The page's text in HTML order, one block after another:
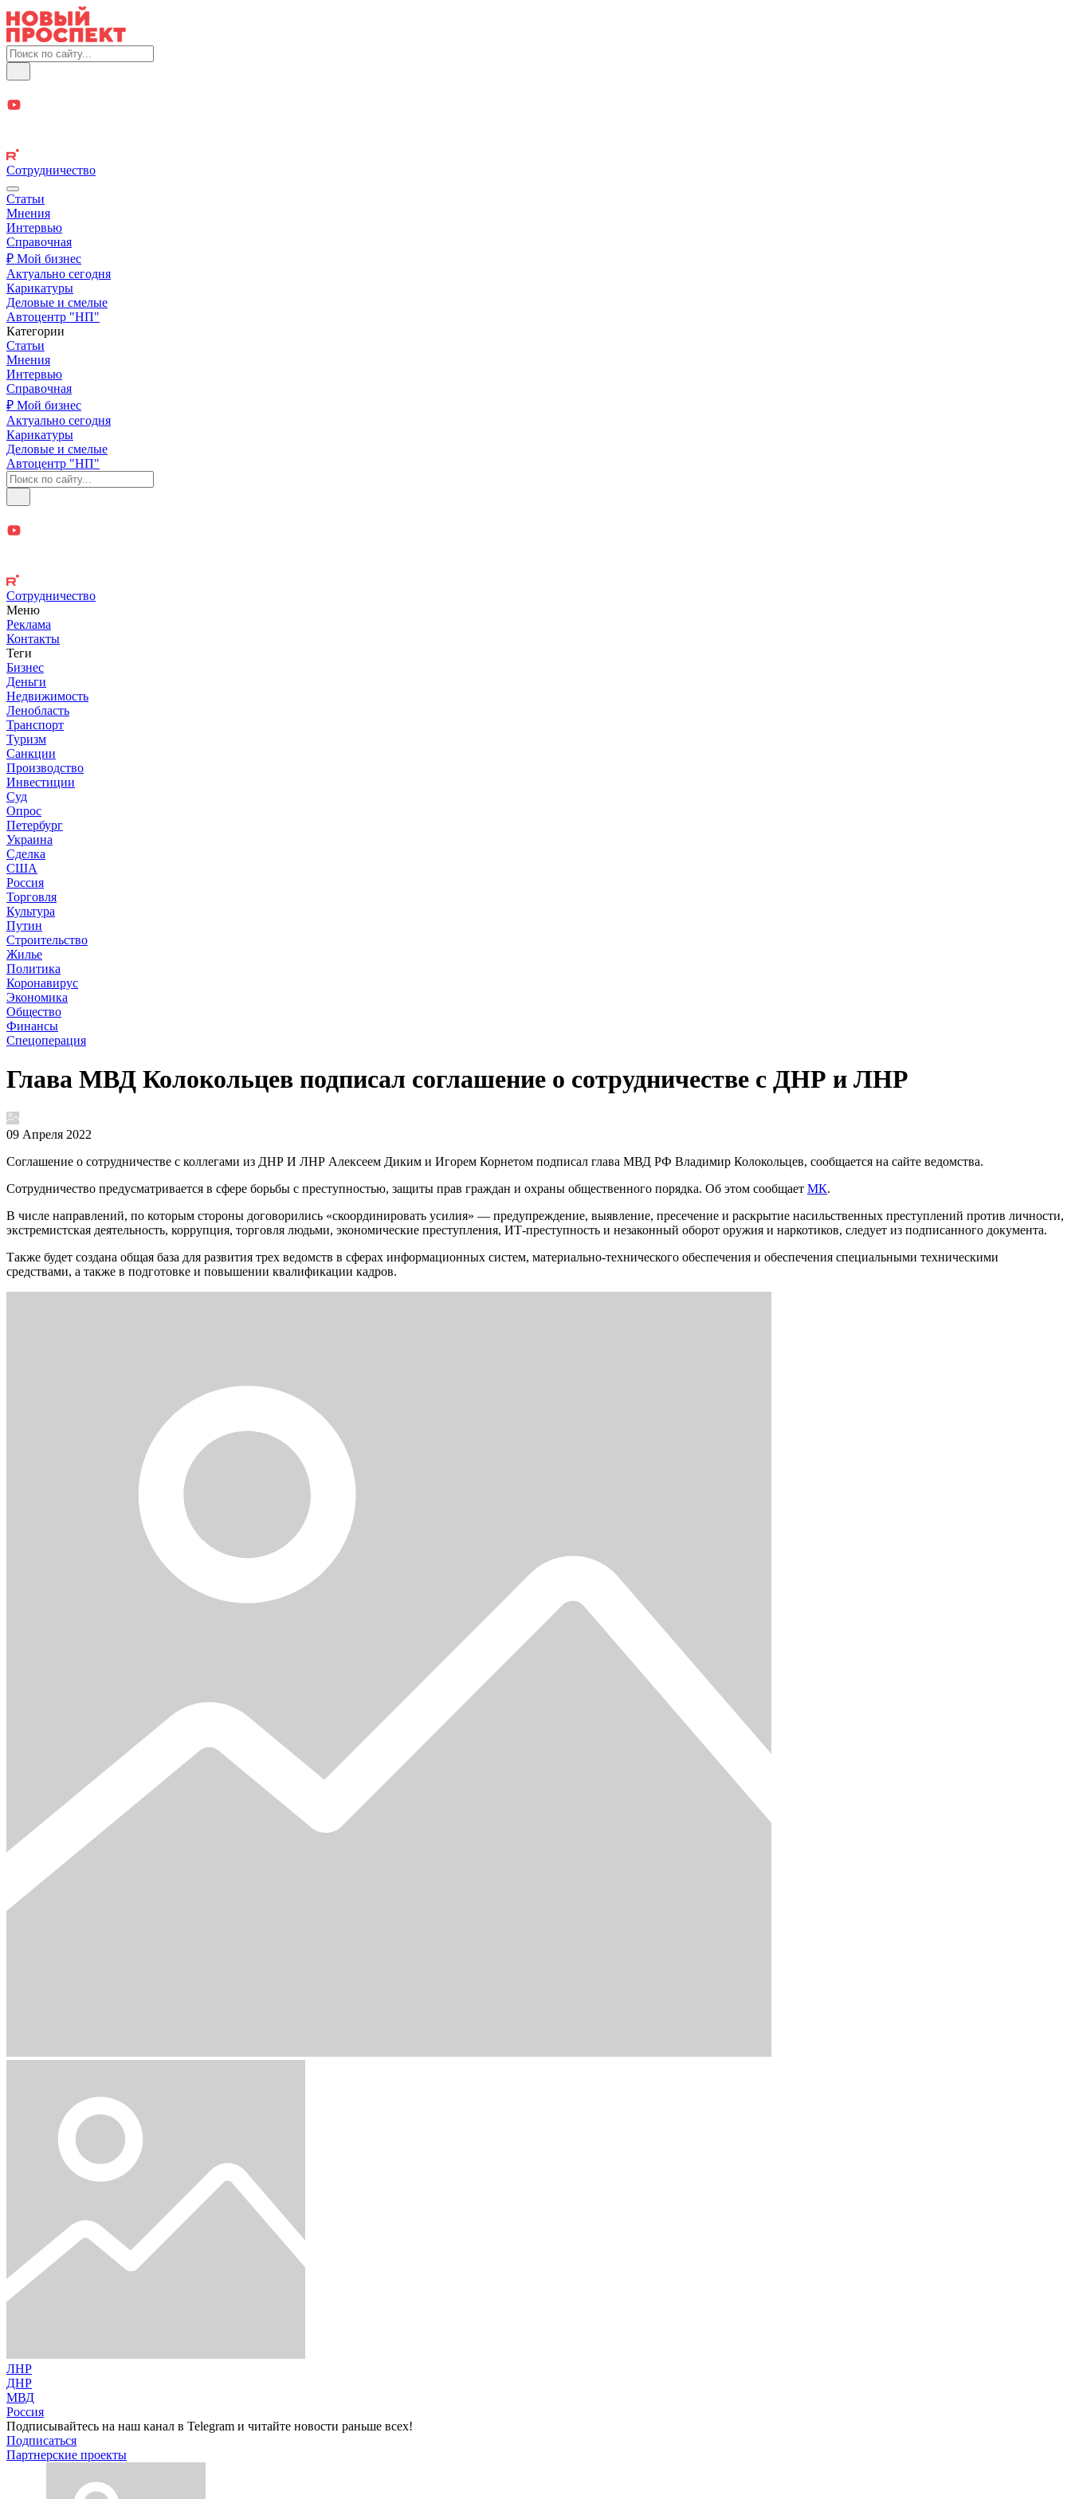
Сотрудничество
Статьи
Мнения
Интервью
Справочная
₽ Мой бизнес
Актуально сегодня
Карикатуры
Деловые и смелые
Автоцентр "НП"
Категории
Статьи
Мнения
Интервью
Справочная
₽ Мой бизнес
Актуально сегодня
Карикатуры
Деловые и смелые
Автоцентр "НП"
Сотрудничество
Меню
Реклама
Контакты
Теги
Бизнес
Деньги
Недвижимость
Ленобласть
Транспорт
Туризм
Санкции
Производство
Инвестиции
Суд
Опрос
Петербург
Украина
Сделка
США
Россия
Торговля
Культура
Путин
Строительство
Жилье
Политика
Коронавирус
Экономика
Общество
Финансы
Спецоперация
Глава МВД Колокольцев подписал соглашение о сотрудничестве с ДНР и ЛНР
09 Апреля 2022
Соглашение о сотрудничестве с коллегами из ДНР И ЛНР Алексеем Диким и Игорем Корнетом подписал глава МВД РФ Владимир Колокольцев, сообщается на сайте ведомства.
Сотрудничество предусматривается в сфере борьбы с преступностью, защиты прав граждан и охраны общественного порядка. Об этом сообщает МК.
В числе направлений, по которым стороны договорились «скоординировать усилия» — предупреждение, выявление, пресечение и раскрытие насильственных преступлений против личности,
экстремистская деятельность, коррупция, торговля людьми, экономические преступления, ИТ-преступность и незаконный оборот оружия и наркотиков, следует из подписанного документа.
Также будет создана общая база для развития трех ведомств в сферах информационных систем, материально-технического обеспечения и обеспечения специальными техническими
средствами, а также в подготовке и повышении квалификации кадров.
ЛНР
ДНР
МВД
Россия
Подписывайтесь на наш канал в Telegram и читайте новости раньше всех!
Подписаться
Партнерские проекты